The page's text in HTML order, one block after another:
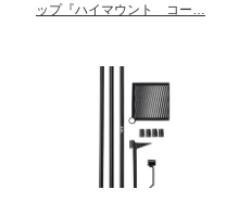
ップ『ハイマウント コー…